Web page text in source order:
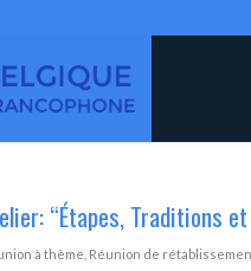
“Étapes, Traditions
à thème Réunion de